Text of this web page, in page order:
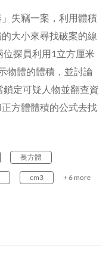
失竊一案，利用體積
大小來尋找破案的線
探員利用1立方厘米
物體的體積，並討論
定可疑人物並翻查資
方體體積的公式去找
長方體
cm3 + 6 more